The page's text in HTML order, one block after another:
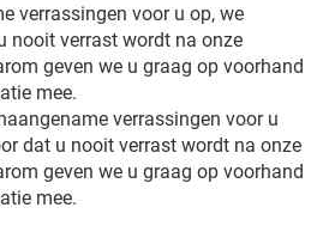
verrassingen voor u op, we
nooit verrast wordt na onze
geven we u graag op voorhand
mee.
verrassingen voor u
dat u nooit verrast wordt na onze
geven we u graag op voorhand
mee.